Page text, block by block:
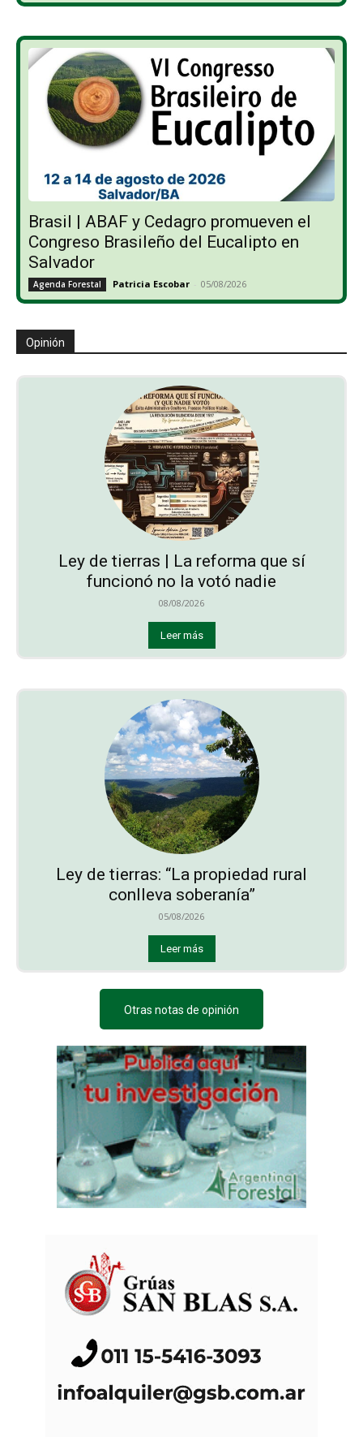
Brasil | ABAF y Cedagro promueven el
Congreso Brasileño del Eucalipto en
Salvador
Agenda Forestal Patricia Escobar - 05/08/2026
Opinión
Ley de tierras | La reforma que sí
funcionó no la votó nadie
08/08/2026
Leer más
Ley de tierras: “La propiedad rural
conlleva soberanía”
05/08/2026
Leer más
Otras notas de opinión